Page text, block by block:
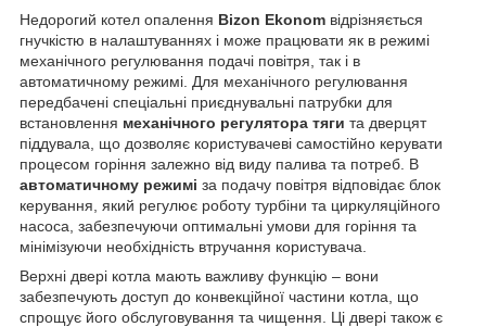
Недорогий котел опалення Bizon Ekonom відрізняється
гнучкістю в налаштуваннях і може працювати як в режимі
механічного регулювання подачі повітря, так і в
автоматичному режимі. Для механічного регулювання
передбачені спеціальні приєднувальні патрубки для
встановлення механічного регулятора тяги та дверцят
піддувала, що дозволяє користувачеві самостійно керувати
процесом горіння залежно від виду палива та потреб. В
автоматичному режимі за подачу повітря відповідає блок
керування, який регулює роботу турбіни та циркуляційного
насоса, забезпечуючи оптимальні умови для горіння та
мінімізуючи необхідність втручання користувача.
Верхні двері котла мають важливу функцію – вони
забезпечують доступ до конвекційної частини котла, що
спрощує його обслуговування та чищення. Ці двері також є